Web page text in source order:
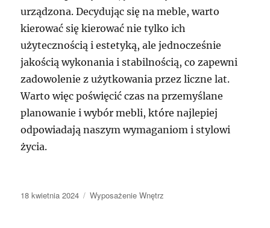
urządzona. Decydując się na meble, warto
kierować się kierować nie tylko ich
użytecznością i estetyką, ale jednocześnie
jakością wykonania i stabilnością, co zapewni
zadowolenie z użytkowania przez liczne lat.
Warto więc poświęcić czas na przemyślane
planowanie i wybór mebli, które najlepiej
odpowiadają naszym wymaganiom i stylowi
życia.
Data
18 kwietnia 2024 Kategorie
Wyposażenie Wnętrz